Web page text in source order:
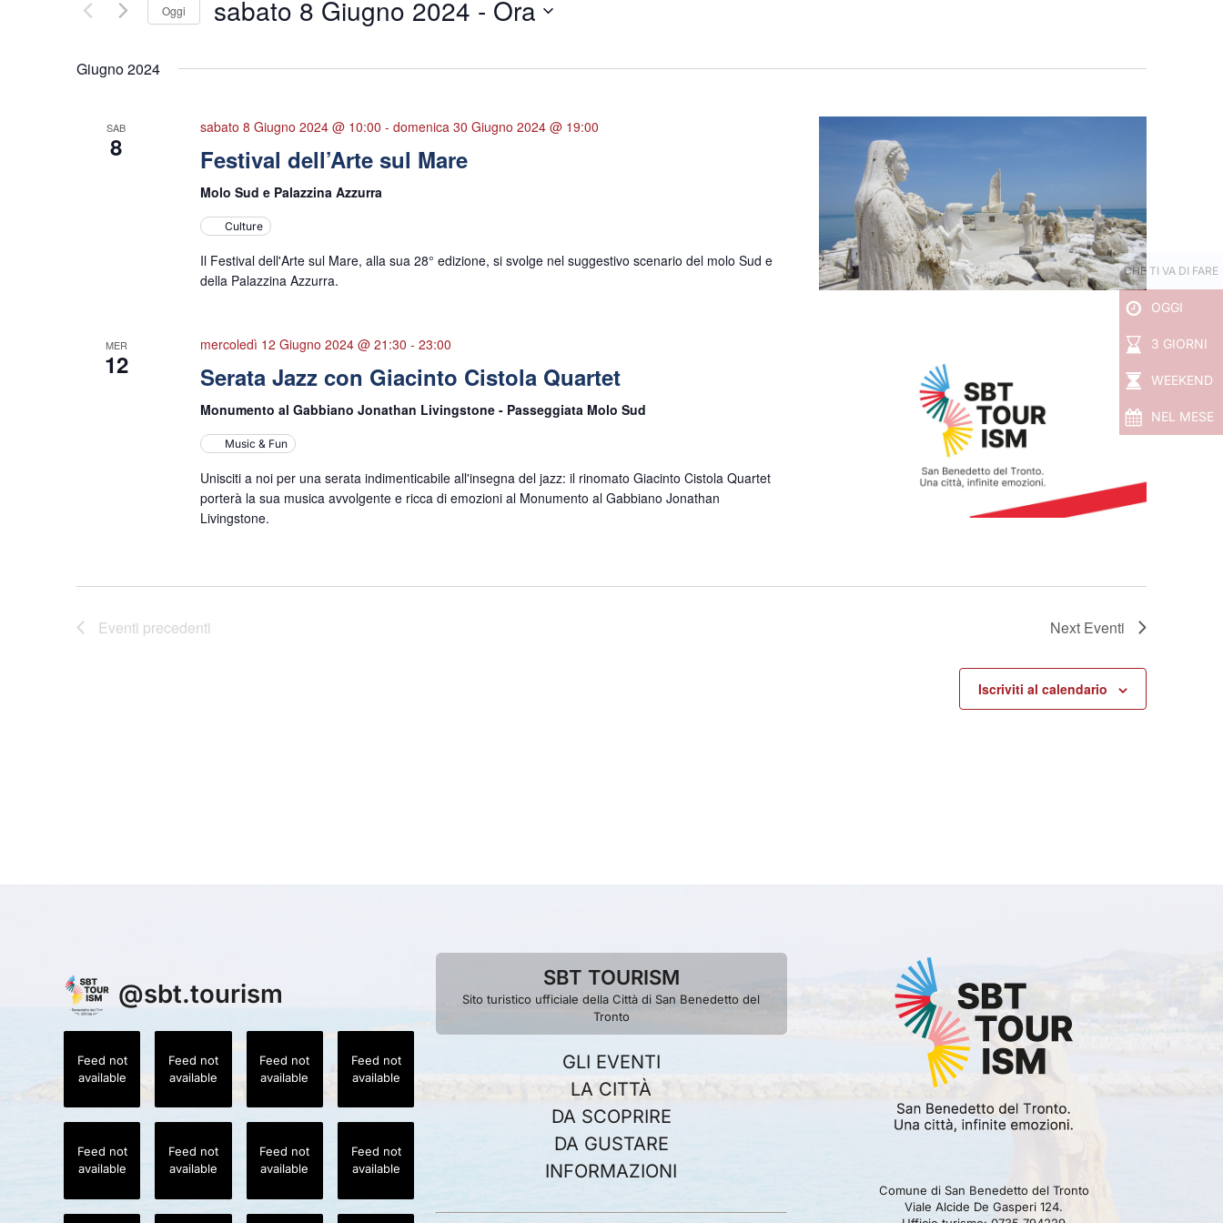
CHE TI VA DI FARE
OGGI
3 GIORNI
WEEKEND
NEL MESE
Oggi sabato 8 Giugno 2024 - Ora
la
Giugno 2024
SAB
8
sabato 8 Giugno 2024 @ 10:00 - domenica 30 Giugno 2024 @ 19:00
Festival dell’Arte sul Mare
Molo Sud e Palazzina Azzurra
Culture
Il Festival dell'Arte sul Mare, alla sua 28° edizione, si svolge nel suggestivo scenario del molo Sud e
della Palazzina Azzurra.
MER
12
mercoledì 12 Giugno 2024 @ 21:30 - 23:00
Serata Jazz con Giacinto Cistola Quartet
Monumento al Gabbiano Jonathan Livingstone - Passeggiata Molo Sud
Music & Fun
Unisciti a noi per una serata indimenticabile all'insegna del jazz: il rinomato Giacinto Cistola Quartet
porterà la sua musica avvolgente e ricca di emozioni al Monumento al Gabbiano Jonathan
Livingstone.
Eventi precedenti Next Eventi
Iscriviti al calendario
@sbt.tourism
Feed not
available
Feed not
available
Feed not
available
Feed not
available
Feed not
available
Feed not
available
Feed not
available
Feed not
available
SBT TOURISM
Sito turistico ufficiale della Città di San Benedetto del
Tronto
GLI EVENTI
LA CITTÀ
DA SCOPRIRE
DA GUSTARE
INFORMAZIONI
Comune di San Benedetto del Tronto
Viale Alcide De Gasperi 124.